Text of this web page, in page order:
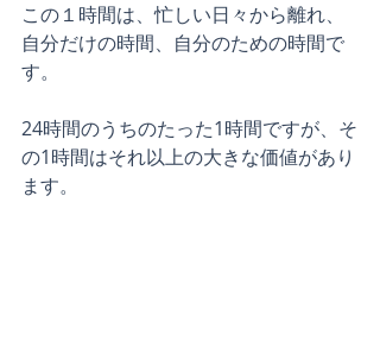
この１時間は、忙しい日々から離れ、
自分だけの時間、自分のための時間で
す。
24時間のうちのたった1時間ですが、そ
の1時間はそれ以上の大きな価値があり
ます。